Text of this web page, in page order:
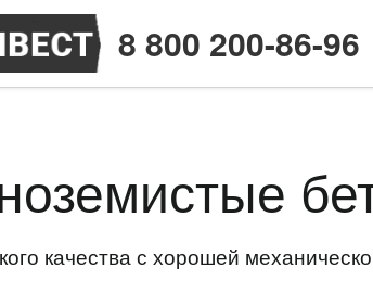
8 800 200-86-96
качества с хорошей